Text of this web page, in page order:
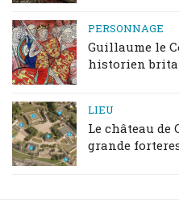
PERSONNAGE
Guillaume le
historien
LIEU
Le château de
grande